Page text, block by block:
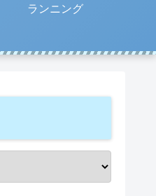
ランニング